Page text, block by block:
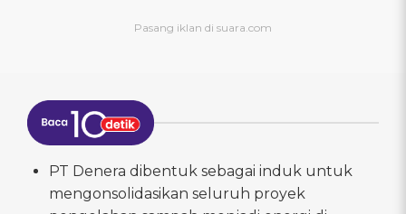
PT Denera dibentuk sebagai induk untuk
mengonsolidasikan seluruh proyek